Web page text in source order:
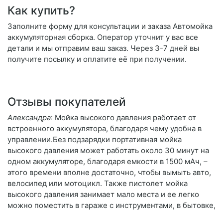
Как купить?
Заполните форму для консультации и заказа Автомойка
аккумуляторная сборка. Оператор уточнит у вас все
детали и мы отправим ваш заказ. Через 3-7 дней вы
получите посылку и оплатите её при получении.
Отзывы покупателей
Александра: Мойка высокого давления работает от
встроенного аккумулятора, благодаря чему удобна в
управлении.Без подзарядки портативная мойка
высокого давления может работать около 30 минут на
одном аккумуляторе, благодаря емкости в 1500 мАч, –
этого времени вполне достаточно, чтобы вымыть авто,
велосипед или мотоцикл. Также пистолет мойка
высокого давления занимает мало места и ее легко
можно поместить в гараже с инструментами, в бытовке,